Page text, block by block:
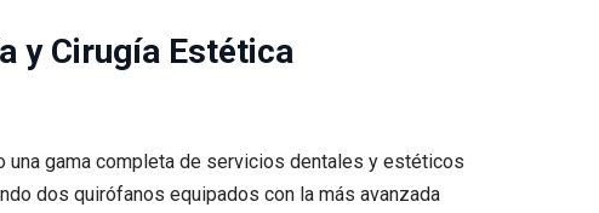
y Cirugía Estética
una gama completa de servicios dentales y estéticos
dos quirófanos equipados con la más avanzada